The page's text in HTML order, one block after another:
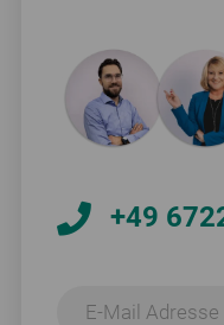
+49
E-Mail Adresse